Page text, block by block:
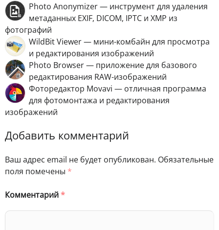
Photo Anonymizer — инструмент для удаления
метаданных EXIF, DICOM, IPTC и XMP из
фотографий
WildBit Viewer — мини-комбайн для просмотра
и редактирования изображений
Photo Browser — приложение для базового
редактирования RAW-изображений
Фоторедактор Movavi — отличная программа
для фотомонтажа и редактирования
изображений
Добавить комментарий
Ваш адрес email не будет опубликован. Обязательные
поля помечены *
Комментарий*